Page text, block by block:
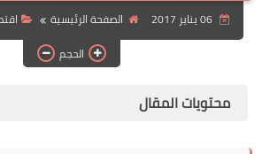
الهجرة
اقتصاد
06 يناير 2017 الصفحة الرئيسية
الحجم
محتويات المقال